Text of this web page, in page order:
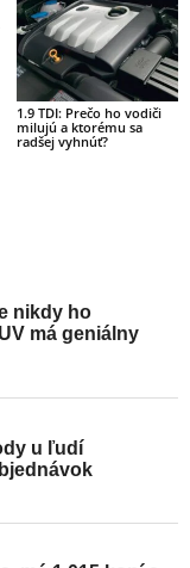
1.9 TDI: Prečo ho vodiči
milujú a ktorému sa
radšej vyhnúť?